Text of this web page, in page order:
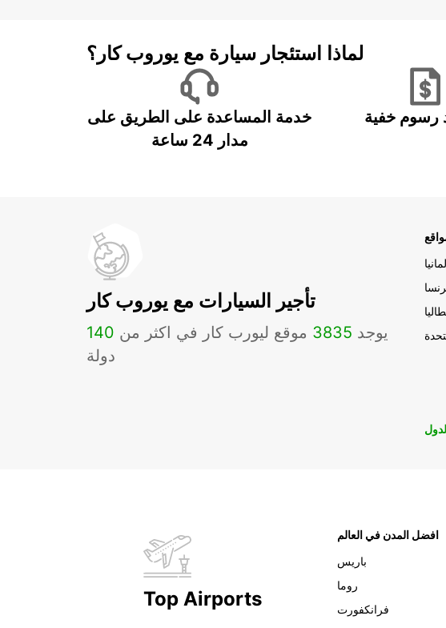
لماذا استئجار سيارة مع يوروب كار؟
خدمة المساعدة على الطريق على
مدار 24 ساعة
رسوم خفية
تأجير السيارات مع يوروب كار
يوجد 3835 موقع ليورب كار في اكثر من 140
دولة
Top Airports
افضل المدن في العالم
باريس
روما
فرانكفورت